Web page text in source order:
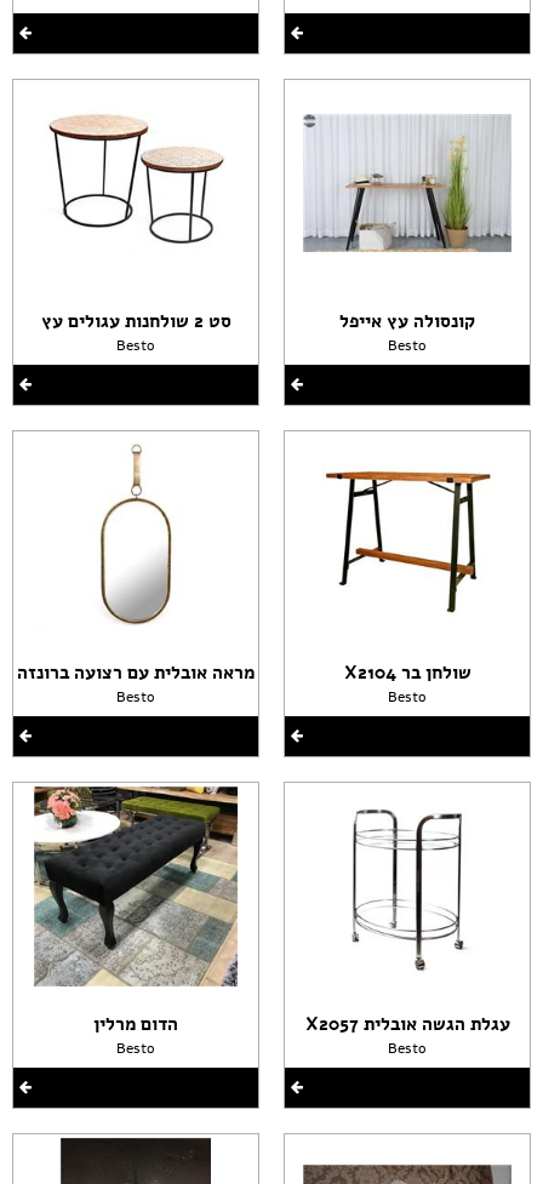
קונסולה עץ אייפל
Besto
שולחן בר X2104
Besto
עגלת הגשה אובלית X2057
Besto
סט 2 שולחנות עגולים עץ
Besto
מראה אובלית עם רצועה ברונזה
Besto
הדום מרלין
Besto